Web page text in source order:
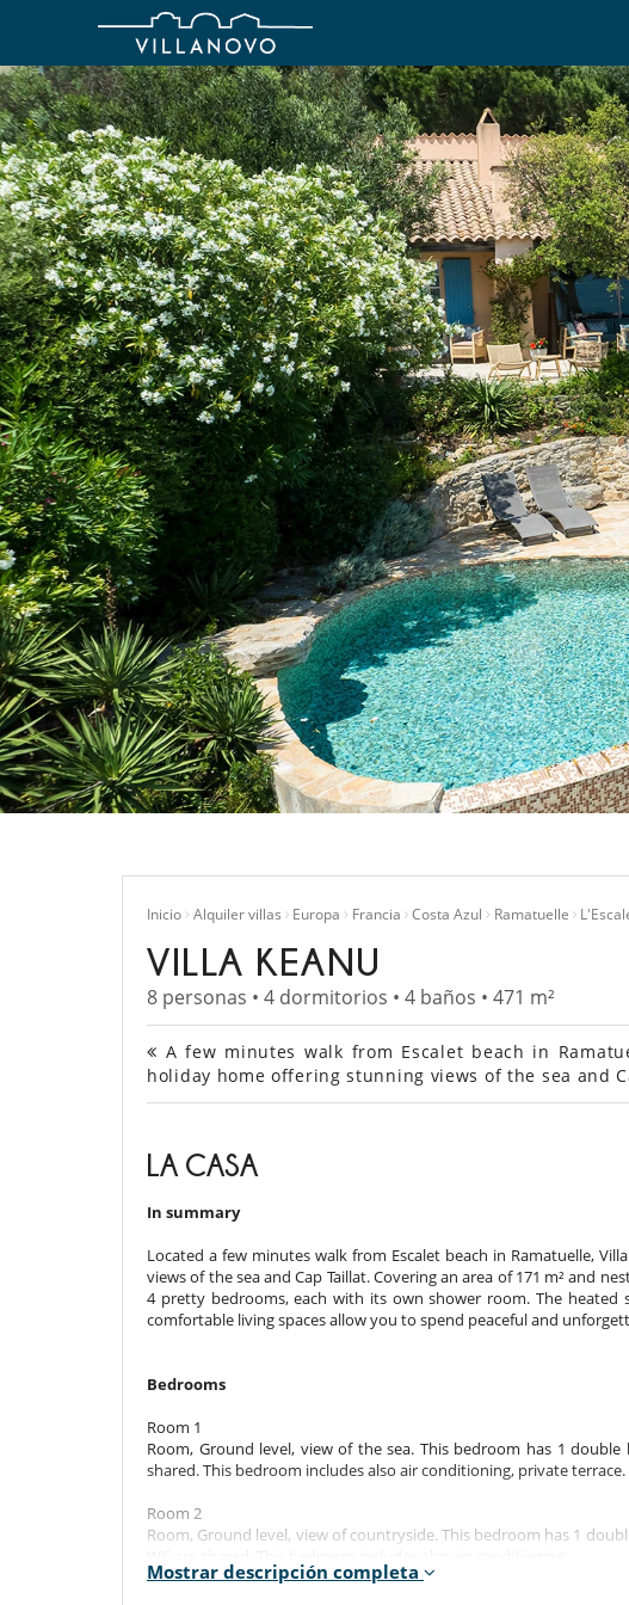
Inicio Alquiler villas Europa Francia Costa Azul Ramatuelle
VILLA KEANU
8 personas • 4 dormitorios • 4 baños • 471 m²
A few minutes walk from Escalet beach in
holiday home offering stunning views of the sea and
LA CASA
In summary
Located a few minutes walk from Escalet beach in Ramatuelle,
views of the sea and Cap Taillat. Covering an area of 171 m² and
4 pretty bedrooms, each with its own shower room. The
comfortable living spaces allow you to spend peaceful and
Bedrooms
Room 1
Room, Ground level, view of the sea. This bedroom has 1
shared. This bedroom includes also air conditioning, private terrace.
Room 2
Room, Ground level, view of countryside. This bedroom has 1
Mostrar descripción completa